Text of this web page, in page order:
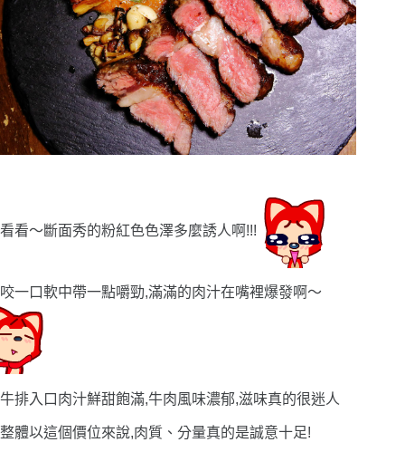
看看〜斷面秀的粉紅色色澤多麼誘人啊!!!
咬一口軟中帶一點嚼勁,滿滿的肉汁在嘴裡爆發啊〜
牛排入口肉汁鮮甜飽滿,牛肉風味濃郁,滋味真的很迷人
整體以這個價位來說,肉質、分量真的是誠意十足!